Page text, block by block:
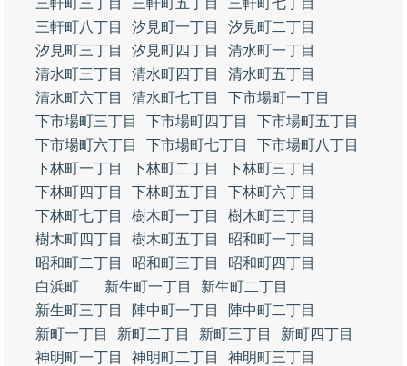
三軒町三丁目 三軒町五丁目
三軒町七丁目
三軒町八丁目
汐見町一丁目
汐見町二丁目
汐見町三丁目
汐見町四丁目
清水町一丁目
清水町三丁目
清水町四丁目
清水町五丁目
清水町六丁目
清水町七丁目
下市場町一丁目
下市場町三丁目
下市場町四丁目
下市場町五丁目
下市場町六丁目
下市場町七丁目
下市場町八丁目
下林町一丁目
下林町二丁目
下林町三丁目
下林町四丁目
下林町五丁目
下林町六丁目
下林町七丁目
樹木町一丁目
樹木町三丁目
樹木町四丁目
樹木町五丁目
昭和町一丁目
昭和町二丁目
昭和町三丁目
昭和町四丁目
白浜町
新生町一丁目
新生町二丁目
新生町三丁目
陣中町一丁目
陣中町二丁目
新町一丁目
新町二丁目 新町三丁目
新町四丁目
神明町一丁目
神明町二丁目
神明町三丁目